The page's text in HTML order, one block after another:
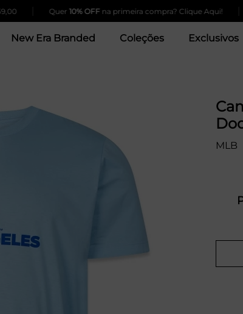
| Quer10% OFFna primeira compra? Clique Aqui! |
New Era Branded Coleções Exclusivos
MLB